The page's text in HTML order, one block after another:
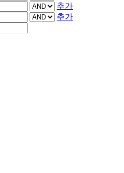
추가
추가